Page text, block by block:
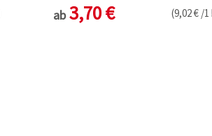
ab 3,70 € (9,02 € /1